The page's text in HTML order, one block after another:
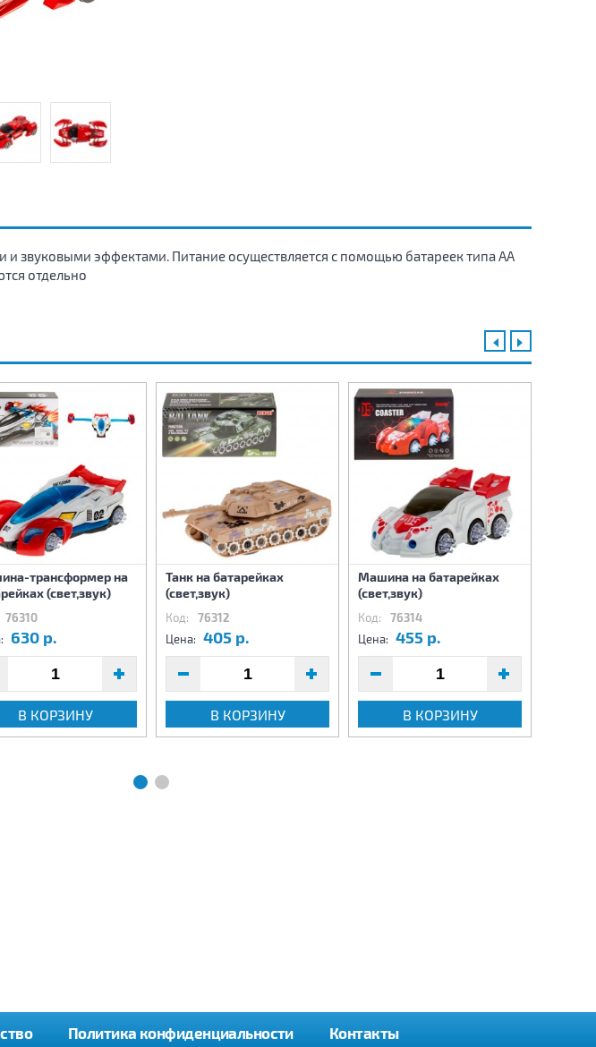
и звуковыми эффектами. Питание осуществляется с помощью батареек типа АА
отдельно
трансформер на
(свет,звук)
76310
630 р.
В КОРЗИНУ
Танк на батарейках
(свет,звук)
Код: 76312
Цена: 405 р.
В КОРЗИНУ
Машина на батарейках
(свет,звук)
Код: 76314
Цена: 455 р.
В КОРЗИНУ
Политика конфиденциальности Контакты